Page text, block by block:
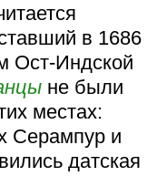
в 1686
Ост-Индской
не были
местах:
Серампур и
датская